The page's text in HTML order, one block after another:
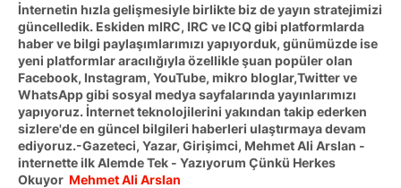
İnternetin hızla gelişmesiyle birlikte biz de yayın stratejimizi
güncelledik. Eskiden mIRC, IRC ve ICQ gibi platformlarda
haber ve bilgi paylaşımlarımızı yapıyorduk, günümüzde ise
yeni platformlar aracılığıyla özellikle şuan popüler olan
Facebook, Instagram, YouTube, mikro bloglar,Twitter ve
WhatsApp gibi sosyal medya sayfalarında yayınlarımızı
yapıyoruz. İnternet teknolojilerini yakından takip ederken
sizlere'de en güncel bilgileri haberleri ulaştırmaya devam
ediyoruz.-Gazeteci, Yazar, Girişimci, Mehmet Ali Arslan -
internette ilk Alemde Tek - Yazıyorum Çünkü Herkes
Okuyor Mehmet Ali Arslan